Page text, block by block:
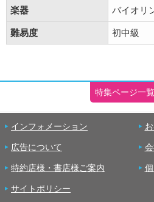
楽器 バイオリ
難易度 初中級
特集ページ一
インフォメーション
広告について
特約店様・書店様ご案内
サイトポリシー